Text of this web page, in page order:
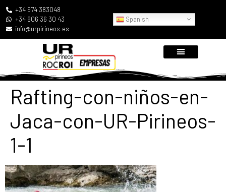
+34 974 383048
+34 606 36 30 43
info@urpirineos.es
Spanish
Rafting-con-niños-en-
Jaca-con-UR-Pirineos-
1-1